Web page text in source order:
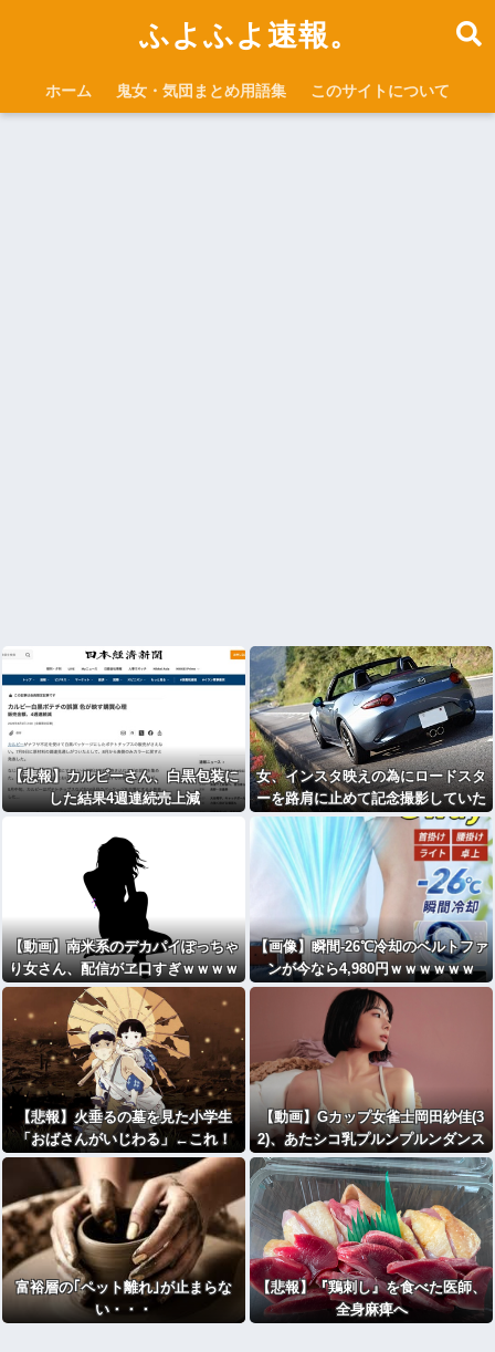
ふよふよ速報。
ホーム 鬼女・気団まとめ用語集 このサイトについて
【悲報】カルビーさん、白黒包装に
した結果4週連続売上減
女、インスタ映えの為にロードスタ
ーを路肩に止めて記念撮影していた
ら後続車に突っ込まれて咽び泣くw
wwwwwwwwww
【動画】南米系のデカパイぽっちゃ
り女さん、配信がヱ口すぎｗｗｗｗ
ｗｗｗ
【画像】瞬間-26℃冷却のベルトファ
ンが今なら4,980円ｗｗｗｗｗｗ
【悲報】火垂るの墓を見た小学生
「おばさんがいじわる」←これ！
【動画】Gカップ女雀士岡田紗佳(3
2)、あたシコ乳プルンプルンダンス
富裕層の｢ペット離れ｣が止まらな
い・・・
【悲報】『鶏刺し』を食べた医師、
全身麻痺へ